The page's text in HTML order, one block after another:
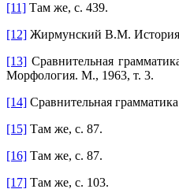
[11] Там же, с. 439.
[12] Жирмунский B.М. История
[13] Сравнительная
Морфология. M., 1963, т. 3.
[14] Сравнительная
[15] Там же, с. 87.
[16] Там же, с. 87.
[17] Там же, с. 103.